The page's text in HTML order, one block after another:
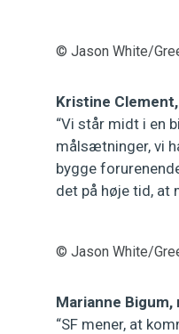
© Jason White/
Kristine
“Vi står midt i en
målsætninger, vi
bygge
det på høje tid, at
© Jason White/
Marianne
“SF mener, at